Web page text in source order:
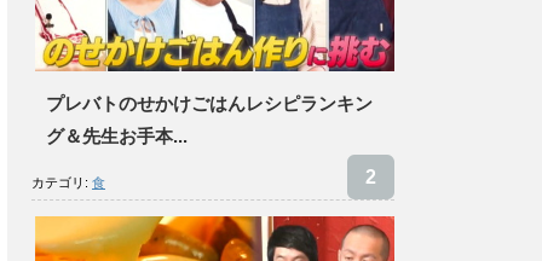
プレバトのせかけごはんレシピランキン
グ＆先生お手本...
カテゴリ: 食